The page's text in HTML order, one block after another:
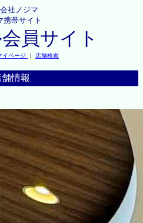
社ノジマ
携帯サイト
員サイト
イページ ｜ 店舗検索
舗情報